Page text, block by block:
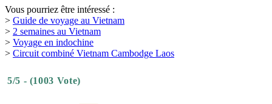
Nous espérons que les informations contenues dans ce guide vous
aideront à planifier votre voyage et à profiter pleinement des
expériences uniques que l’
rizières brumeuses du nord du Vietnam et du Laos aux plages dorées
et aux îles tropicales du sud, la région propose une grande variété